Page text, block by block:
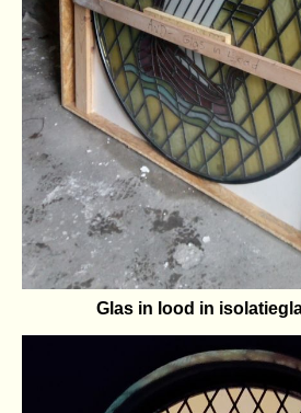
Glas in lood in